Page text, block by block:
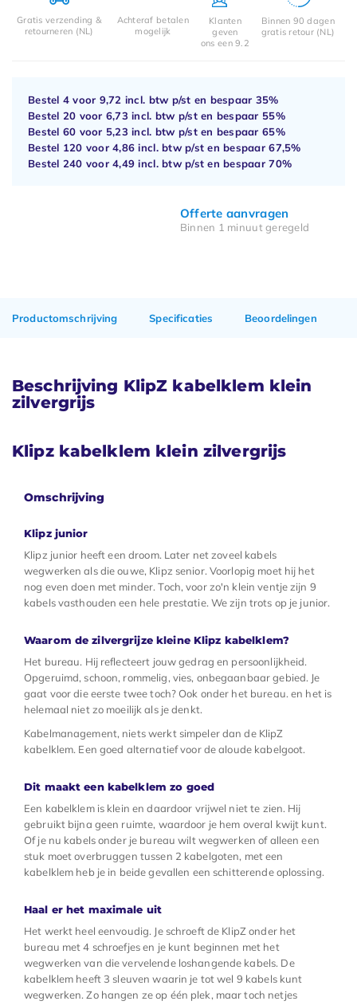
Gratis verzending &
retourneren (NL)
Achteraf betalen
mogelijk
Klanten
geven
ons een 9.2
Binnen 90 dagen
gratis retour (NL)
Bestel 4 voor 9,72 incl. btw p/st en bespaar 35%
Bestel 20 voor 6,73 incl. btw p/st en bespaar 55%
Bestel 60 voor 5,23 incl. btw p/st en bespaar 65%
Bestel 120 voor4,86 incl. btw p/st en bespaar67,5%
Bestel 240 voor4,49 incl. btw p/st en bespaar70%
Offerte aanvragen
Binnen 1 minuut geregeld
Productomschrijving Specificaties Beoordelingen
Beschrijving KlipZ kabelklem klein
zilvergrijs
Klipz kabelklem klein zilvergrijs
Omschrijving
Klipz junior
Klipz junior heeft een droom. Later net zoveel kabels
wegwerken als die ouwe, Klipz senior. Voorlopig moet hij het
nog even doen met minder. Toch, voor zo'n klein ventje zijn 9
kabels vasthouden een hele prestatie. We zijn trots op je junior.
Waarom de zilvergrijze kleine Klipz kabelklem?
Het bureau. Hij reflecteert jouw gedrag en persoonlijkheid.
Opgeruimd, schoon, rommelig, vies, onbegaanbaar gebied. Je
gaat voor die eerste twee toch? Ook onder het bureau. en het is
helemaal niet zo moeilijk als je denkt.
Kabelmanagement, niets werkt simpeler dan de KlipZ
kabelklem. Een goed alternatief voor de aloude kabelgoot.
Dit maakt een kabelklem zo goed
Een kabelklem is klein en daardoor vrijwel niet te zien. Hij
gebruikt bijna geen ruimte, waardoor je hem overal kwijt kunt.
Of je nu kabels onder je bureau wilt wegwerken of alleen een
stuk moet overbruggen tussen 2 kabelgoten, met een
kabelklem heb je in beide gevallen een schitterende oplossing.
Haal er het maximale uit
Het werkt heel eenvoudig. Je schroeft de KlipZ onder het
bureau met 4 schroefjes en je kunt beginnen met het
wegwerken van die vervelende loshangende kabels. De
kabelklem heeft 3 sleuven waarin je tot wel 9 kabels kunt
wegwerken. Zo hangen ze op één plek, maar toch netjes